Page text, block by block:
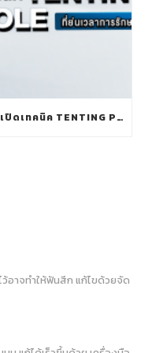
กระดูกบางก็ฝังรากฟันเทียมได้เลย เปิดเทคนิค TENTING POLE ที่ย่นเวลาการรักษา
อาจทำให้ฟันสึก แก้ไขด้วยจัด